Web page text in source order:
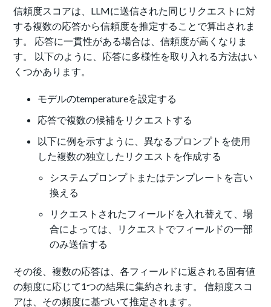
信頼度スコアは、LLMに送信された同じリクエストに対
する複数の応答から信頼度を推定することで算出されま
す。 応答に一貫性がある場合は、信頼度が高くなりま
す。 以下のように、応答に多様性を取り入れる方法はい
くつかあります。
モデルのtemperatureを設定する
応答で複数の候補をリクエストする
以下に例を示すように、異なるプロンプトを使用
した複数の独立したリクエストを作成する
システムプロンプトまたはテンプレートを言い
換える
リクエストされたフィールドを入れ替えて、場
合によっては、リクエストでフィールドの一部
のみ送信する
その後、複数の応答は、各フィールドに返される固有値
の頻度に応じて1つの結果に集約されます。 信頼度スコ
アは、その頻度に基づいて推定されます。